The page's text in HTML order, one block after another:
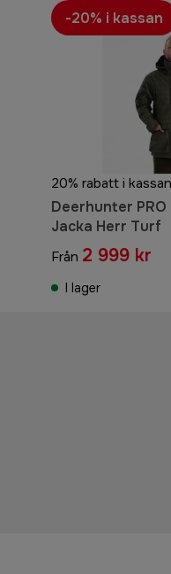
20% rabatt i kassan
Deerhunter
Jacka Herr Turf
Från 2 999 kr
I lager
-20% i kassan